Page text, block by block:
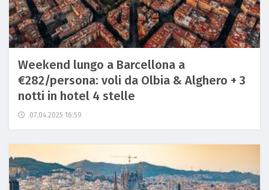
Weekend lungo a Barcellona a
€282/persona: voli da Olbia & Alghero + 3
notti in hotel 4 stelle
07.04.2025 16:59